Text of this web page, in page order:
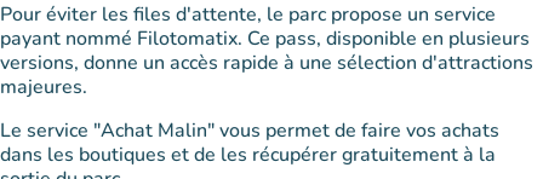
Pour éviter les files d'attente, le parc propose un service
payant nommé Filotomatix. Ce pass, disponible en plusieurs
versions, donne un accès rapide à une sélection d'attractions
majeures.
Le service "Achat Malin" vous permet de faire vos achats
dans les boutiques et de les récupérer gratuitement à la